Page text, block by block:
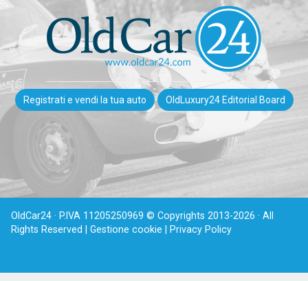
Registrati e vendi la tua auto OldLuxury24 Editorial Board
OldCar24 · P.IVA 11205250969 © Copyrights 2013-2026 · All
Rights Reserved | Gestione cookie | Privacy Policy